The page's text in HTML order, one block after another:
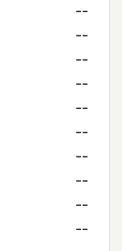
--
--
--
--
--
--
--
--
--
--